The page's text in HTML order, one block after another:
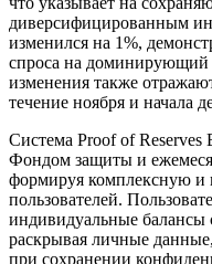
диверсифицированным
изменился на 1%,
спроса на доминирующий
изменения также
течение ноября и начала
Система Proof of Reserves
Фондом защиты и
формируя комплексную и
пользователей.
индивидуальные
раскрывая личные
при сохранении